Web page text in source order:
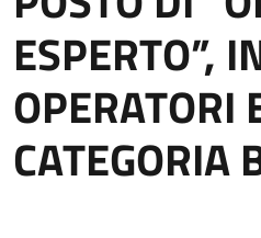
ESPERTO”,
OPERATORI
CATEGORIA